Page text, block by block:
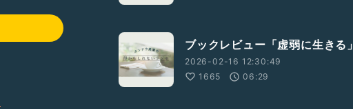
ブックレビュー「虚弱に生きる」
2026-02-16 12:30:49
1665
06:29